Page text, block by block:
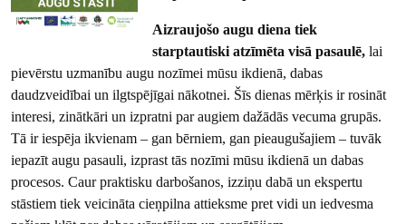
Aizraujošo augu diena tiek
starptautiski atzīmēta visā pasaulē,lai
pievērstu uzmanību augu nozīmei mūsu ikdienā, dabas
daudzveidībai un ilgtspējīgai nākotnei. Šīs dienas mērķis ir rosināt
interesi, zinātkāri un izpratni par augiem dažādās vecuma grupās.
Tā ir iespēja ikvienam – gan bērniem, gan pieaugušajiem – tuvāk
iepazīt augu pasauli, izprast tās nozīmi mūsu ikdienā un dabas
procesos. Caur praktisku darbošanos, izziņu dabā un ekspertu
stāstiem tiek veicināta cieņpilna attieksme pret vidi un iedvesma